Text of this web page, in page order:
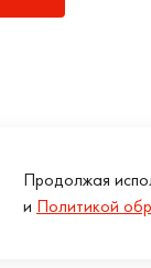
Продолжая
и Политикой